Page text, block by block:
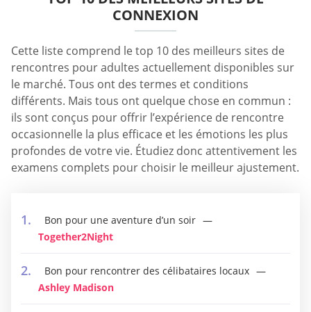
CONNEXION
Cette liste comprend le top 10 des meilleurs sites de
rencontres pour adultes actuellement disponibles sur
le marché. Tous ont des termes et conditions
différents. Mais tous ont quelque chose en commun :
ils sont conçus pour offrir l’expérience de rencontre
occasionnelle la plus efficace et les émotions les plus
profondes de votre vie. Étudiez donc attentivement les
examens complets pour choisir le meilleur ajustement.
Bon pour une aventure d’un soir
Together2Night
Bon pour rencontrer des célibataires locaux
Ashley Madison